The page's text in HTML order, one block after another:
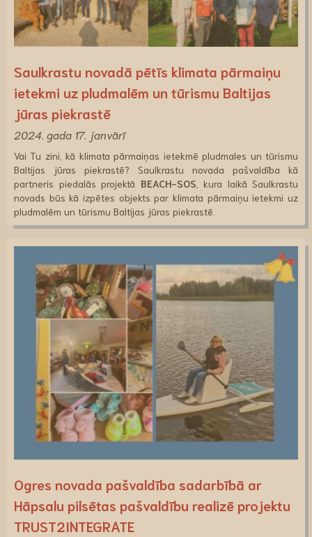
Saulkrastu novadā pētīs klimata pārmaiņu
ietekmi uz pludmalēm un tūrismu Baltijas
jūras piekrastē
2024. gada 17. janvārī
Vai Tu zini, kā klimata pārmaiņas ietekmē pludmales un tūrismu
Baltijas jūras piekrastē? Saulkrastu novada pašvaldība kā
partneris piedalās projektā BEACH-SOS , kura laikā Saulkrastu
novads būs kā izpētes objekts par klimata pārmaiņu ietekmi uz
pludmalēm un tūrismu Baltijas jūras piekrastē.
Ogres novada pašvaldība sadarbībā ar
Hāpsalu pilsētas pašvaldību realizē projektu
TRUST2INTEGRATE